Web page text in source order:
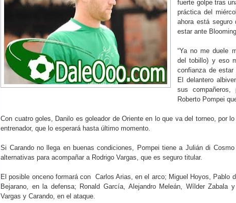
fuerte golpe tras
práctica del
ahora está seguro
estar ante Blooming.
“Ya no me duele
del tobillo) y eso
confianza de estar
El delantero
sus
Roberto Pompei
Con cuatro goles, Danilo es goleador de Oriente en lo que va del torneo, por
entrenador, que lo esperará hasta último momento.
Si Carando no llega en buenas condiciones, Pompei tiene a Julián di
alternativas para acompañar a Rodrigo Vargas, que es seguro titular.
El posible onceno formará con Carlos Arias, en el arco; Miguel Hoyos, Pablo
Bejarano, en la defensa; Ronald García, Alejandro Meleán, Wílder Zabala
Vargas y Carando, en el ataque.